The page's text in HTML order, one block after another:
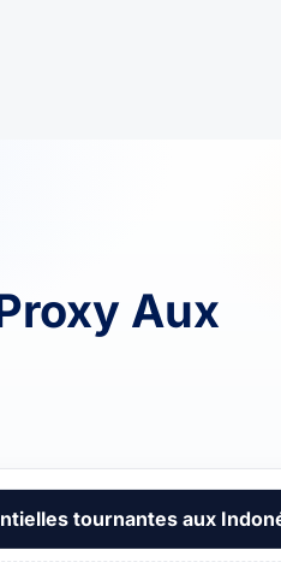
Aux
tournantes aux